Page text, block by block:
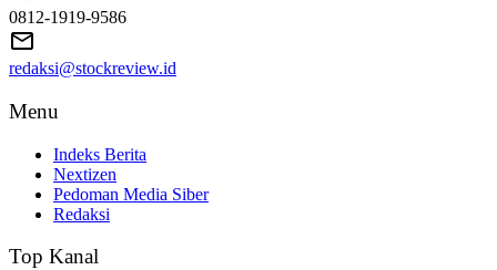
0812-1919-9586
redaksi@stockreview.id
Menu
Indeks Berita
Nextizen
Pedoman Media Siber
Redaksi
Top Kanal